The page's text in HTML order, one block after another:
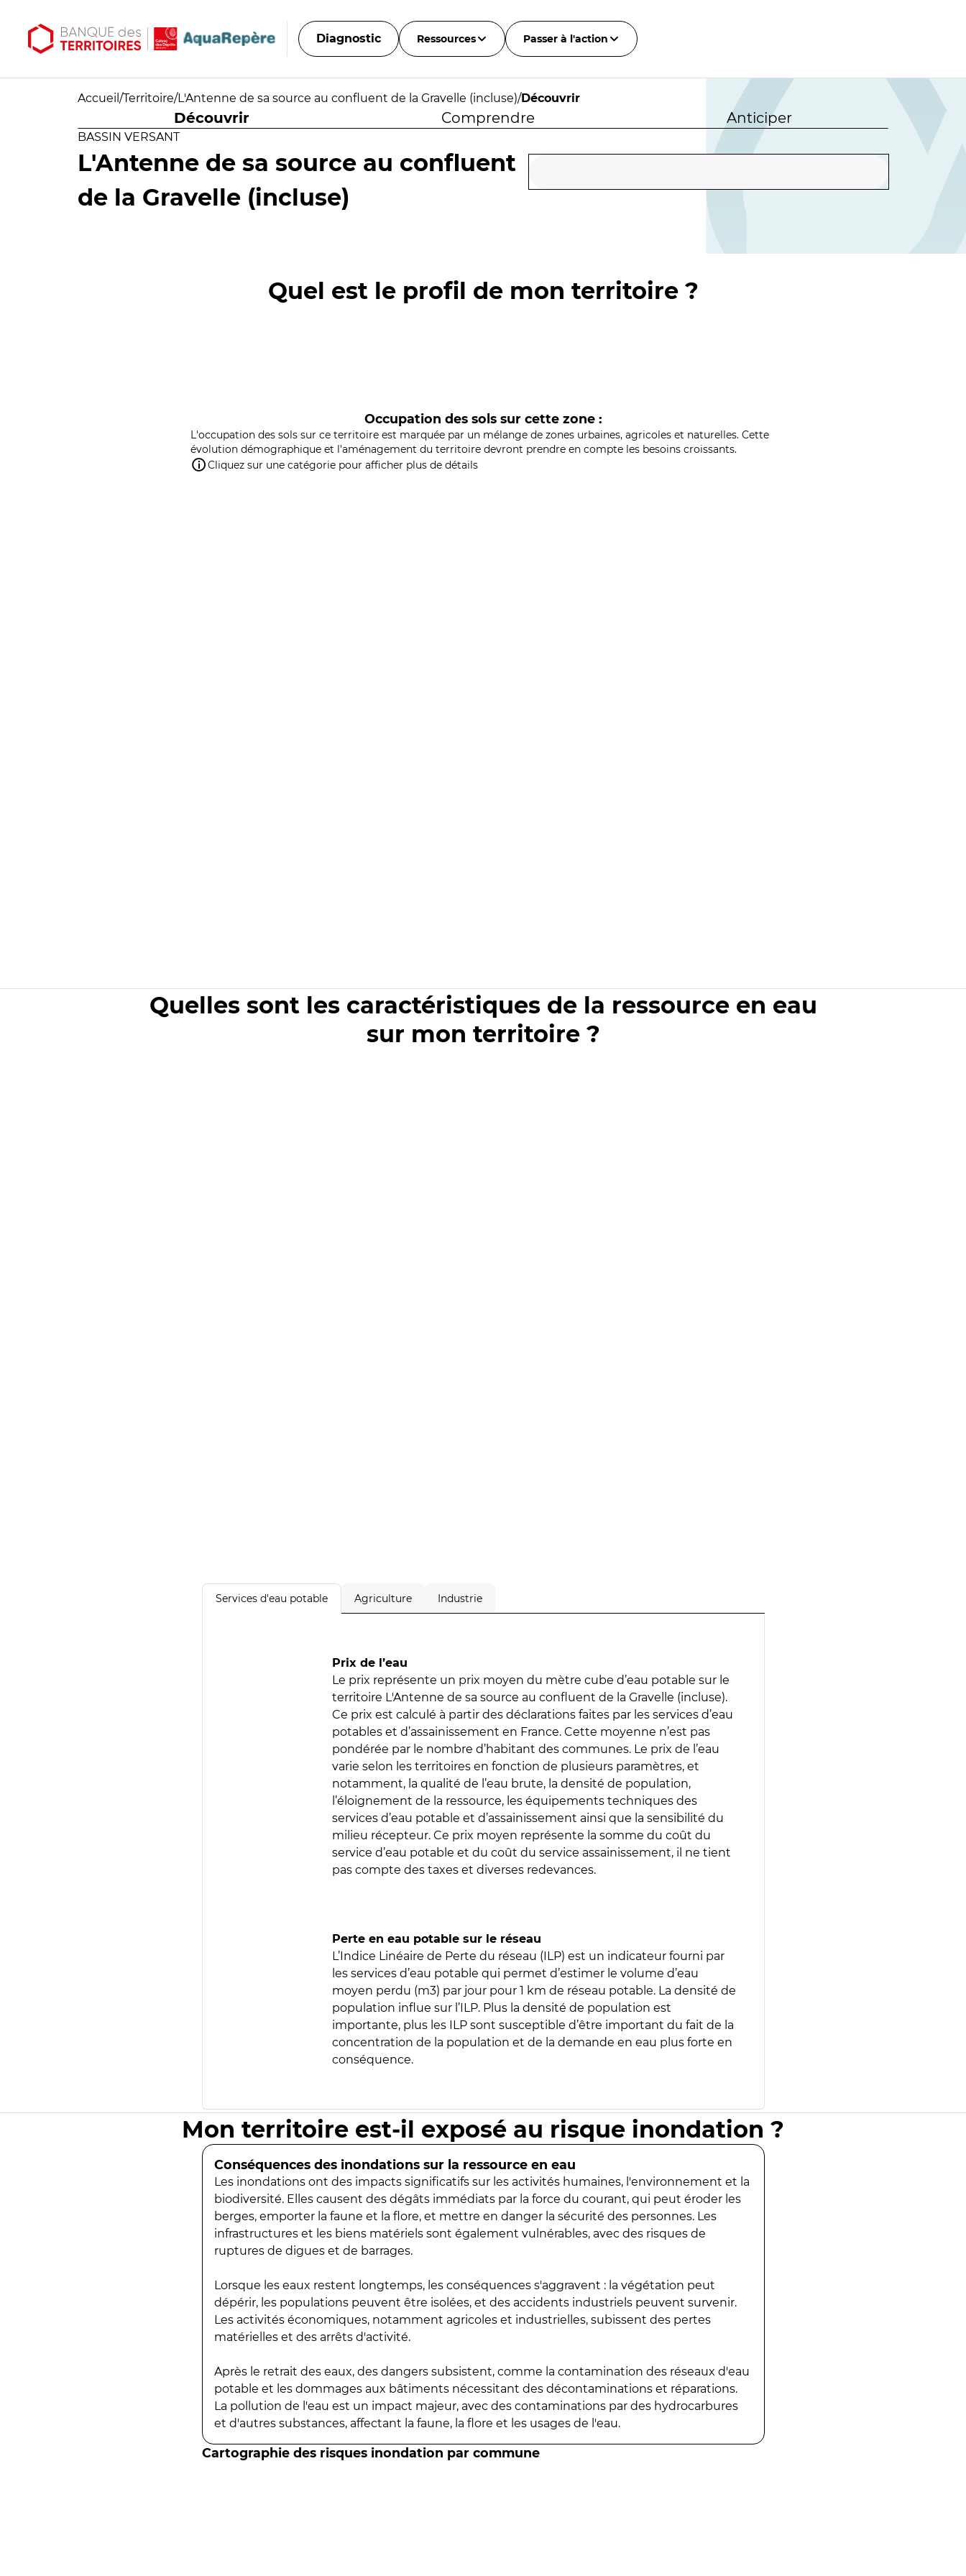
Diagnostic Ressources Passer à l'action
Accueil /Territoire/L'Antenne de sa source au confluent de la Gravelle (incluse)/Découvrir
Découvrir Comprendre Anticiper
BASSIN VERSANT
L'Antenne de sa source au confluent
de la Gravelle (incluse)
Quel est le profil de mon territoire ?
Occupation des sols sur cette zone :
L'occupation des sols sur ce territoire est marquée par un mélange de zones urbaines, agricoles et naturelles. Cette
évolution démographique et l'aménagement du territoire devront prendre en compte les besoins croissants.
Cliquez sur une catégorie pour afficher plus de détails
Quelles sont les caractéristiques de la ressource en eau
sur mon territoire ?
Services d'eau potable Agriculture Industrie
Prix de l’eau
Le prix représente un prix moyen du mètre cube d’eau potable sur le
territoire L'Antenne de sa source au confluent de la Gravelle (incluse).
Ce prix est calculé à partir des déclarations faites par les services d’eau
potables et d’assainissement en France. Cette moyenne n’est pas
pondérée par le nombre d’habitant des communes. Le prix de l’eau
varie selon les territoires en fonction de plusieurs paramètres, et
notamment, la qualité de l’eau brute, la densité de population,
l’éloignement de la ressource, les équipements techniques des
services d’eau potable et d’assainissement ainsi que la sensibilité du
milieu récepteur. Ce prix moyen représente la somme du coût du
service d’eau potable et du coût du service assainissement, il ne tient
pas compte des taxes et diverses redevances.
Perte en eau potable sur le réseau
L’Indice Linéaire de Perte du réseau (ILP) est un indicateur fourni par
les services d’eau potable qui permet d’estimer le volume d’eau
moyen perdu (m3) par jour pour 1 km de réseau potable. La densité de
population influe sur l’ILP. Plus la densité de population est
importante, plus les ILP sont susceptible d’être important du fait de la
concentration de la population et de la demande en eau plus forte en
conséquence.
Mon territoire est-il exposé au risque inondation ?
Conséquences des inondations sur la ressource en eau
Les inondations ont des impacts significatifs sur les activités humaines, l'environnement et la
biodiversité. Elles causent des dégâts immédiats par la force du courant, qui peut éroder les
berges, emporter la faune et la flore, et mettre en danger la sécurité des personnes. Les
infrastructures et les biens matériels sont également vulnérables, avec des risques de
ruptures de digues et de barrages.
Lorsque les eaux restent longtemps, les conséquences s'aggravent : la végétation peut
dépérir, les populations peuvent être isolées, et des accidents industriels peuvent survenir.
Les activités économiques, notamment agricoles et industrielles, subissent des pertes
matérielles et des arrêts d'activité.
Après le retrait des eaux, des dangers subsistent, comme la contamination des réseaux d'eau
potable et les dommages aux bâtiments nécessitant des décontaminations et réparations.
La pollution de l'eau est un impact majeur, avec des contaminations par des hydrocarbures
et d'autres substances, affectant la faune, la flore et les usages de l'eau.
Cartographie des risques inondation par commune